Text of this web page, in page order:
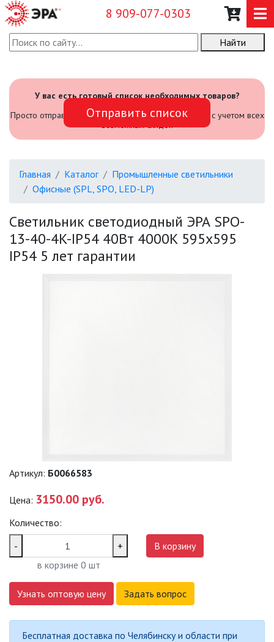
8 909-077-0303
О КОМПАНИИ
САДОВЫЙ ИНВЕНТАРЬ И
ИНСТРУМЕНТЫ
БЫТОВЫЕ ЖКХ (SPB)
ОФИСНЫЕ (SPL, SPO, LED-LP)
САДОВЫЕ ФАСАДНЫЕ
СВЕТИЛЬНИКИ
РАСТЕНИЙ (ФИТОСВЕТИЛЬНИКИ)
ЭЛЕКТРОМОНТАЖА
Найти
У вас есть готовый список необходимых товаров?
Просто отправьте его нам и мы посчитаем стоимость с учетом всех
возможных скидок
Отправить список
Главная Каталог
Промышленные светильники
Офисные (SPL, SPO, LED-LP)
Светильник светодиодный ЭРА SPO-
13-40-4K-IP54 40Вт 4000K 595х595
IP54 5 лет гарантии
Артикул: Б0066583
Цена: 3150.00 руб.
Количество:
-
+
в корзине 0 шт
В корзину
Узнать оптовую цену Задать вопрос
Бесплатная доставка по Челябинску и области при